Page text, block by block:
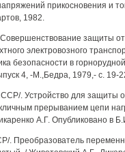
прикосновения и
1982.
защиты от
электровозного
безопасности в горнорудной
4, -М.,Бедра, 1979,- с. 19-
. Устройство для защиты
прерыванием цепи
А.Г. Опубликовано в
. Преобразователь